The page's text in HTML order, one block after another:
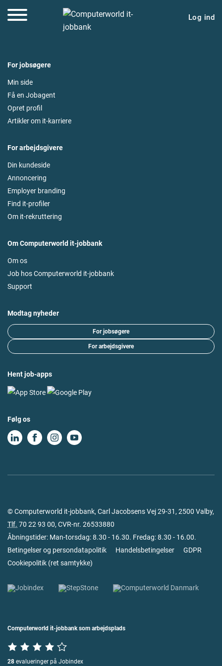
Log ind
For jobsøgere
Min side
Få en Jobagent
Opret profil
Artikler om it-karriere
For arbejdsgivere
Din kundeside
Annoncering
Employer branding
Find it-profiler
Om it-rekruttering
Om Computerworld it-jobbank
Om os
Job hos Computerworld it-jobbank
Support
Modtag nyheder
For jobsøgere
For arbejdsgivere
Hent job-apps
Følg os
© Computerworld it-jobbank, Carl Jacobsens Vej 29-31, 2500 Valby,
Tlf. 70 22 93 00, CVR-nr. 26533880
Åbningstider: Man-torsdag: 8.30 - 16.30. Fredag: 8.30 - 16.00.
Betingelser og persondatapolitik
Handelsbetingelser
GDPR
Cookiepolitik (ret samtykke)
Computerworld it-jobbank som arbejdsplads
28 evalueringer på Jobindex